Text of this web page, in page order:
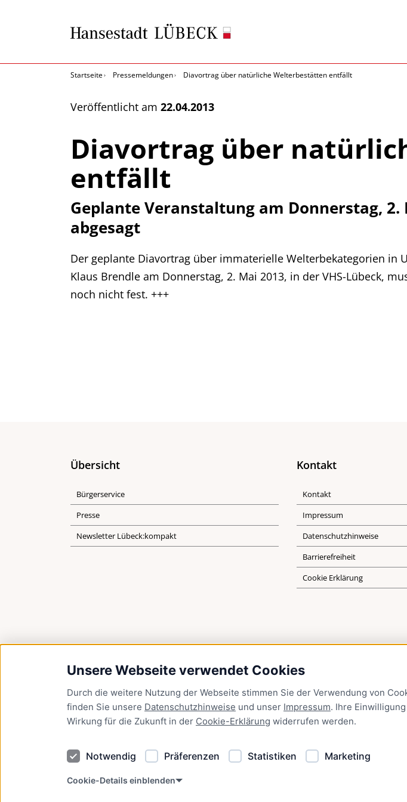
Unsere Webseite verwendet Cookies
Durch die weitere Nutzung der Webseite stimmen Sie der Verwendung von
finden Sie unsere Datenschutzhinweise und unser Impressum. Ihre
Wirkung für die Zukunft in der Cookie-Erklärung widerrufen werden.
Notwendig Präferenzen Statistiken Marketing
Cookie-Details einblenden
Startseite Pressemeldungen Diavortrag über natürliche Welterbestätten entfällt
Veröffentlicht am 22.04.2013
Diavortrag über
entfällt
Geplante Veranstaltung am Donnerstag,
abgesagt
Der geplante Diavortrag über immaterielle Welterbekategorien in
Klaus Brendle am Donnerstag, 2. Mai 2013, in der VHS-Lübeck,
noch nicht fest. +++
Übersicht
Bürgerservice
Presse
Newsletter Lübeck:kompakt
Kontakt
Kontakt
Impressum
Datenschutzhinweise
Barrierefreiheit
Cookie Erklärung